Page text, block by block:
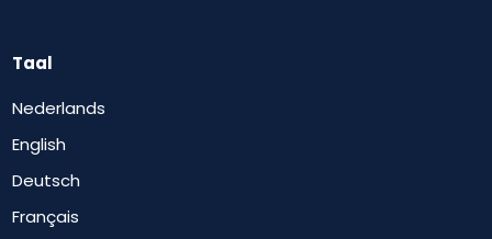
Taal
Nederlands
English
Deutsch
Français